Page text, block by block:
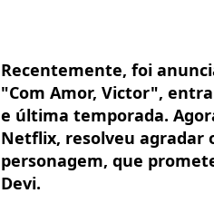
Recentemente, foi
"Com Amor, Victor",
e última temporada.
Netflix, resolveu agradar
personagem, que
Devi.